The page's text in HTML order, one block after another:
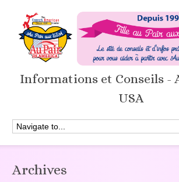
Informations et Conseils -
USA
Archives